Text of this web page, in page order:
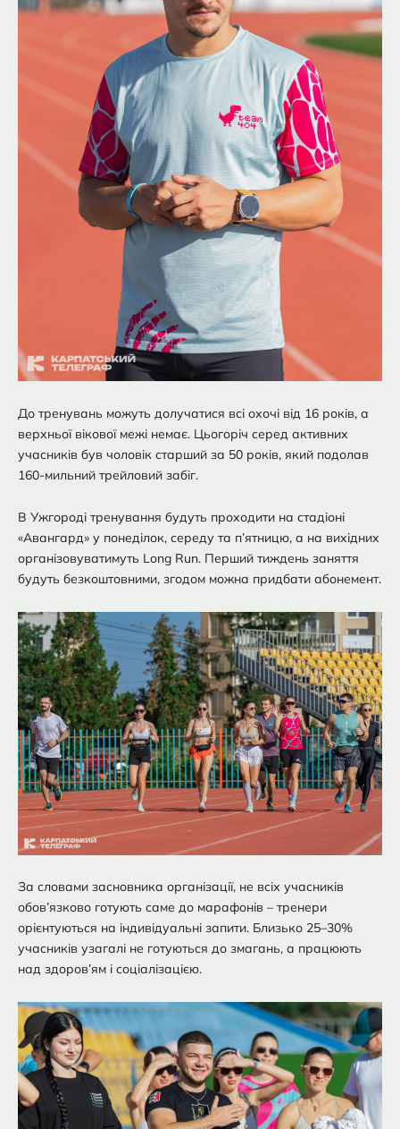
До тренувань можуть долучатися всі охочі від 16 років, а
верхньої вікової межі немає. Цьогоріч серед активних
учасників був чоловік старший за 50 років, який подолав
160-мильний трейловий забіг.
В Ужгороді тренування будуть проходити на стадіоні
«Авангард» у понеділок, середу та п’ятницю, а на вихідних
організовуватимуть Long Run. Перший тиждень заняття
будуть безкоштовними, згодом можна придбати абонемент.
За словами засновника організації, не всіх учасників
обов’язково готують саме до марафонів – тренери
орієнтуються на індивідуальні запити. Близько 25–30%
учасників узагалі не готуються до змагань, а працюють
над здоров’ям і соціалізацією.